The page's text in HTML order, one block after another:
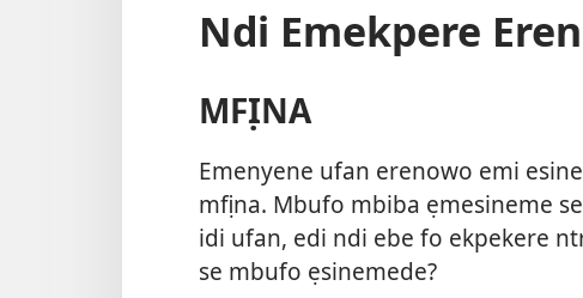
Ndi Emekpere
MFỊNA
Emenyene ufan erenowo emi
mfịna. Mbufo mbiba ẹmesineme
idi ufan, edi ndi ebe fo ekpekere
se mbufo ẹsinemede?